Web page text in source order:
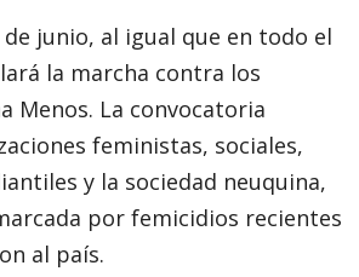
junio, al igual que en todo el
la marcha contra los
Menos. La convocatoria
feministas, sociales,
y la sociedad neuquina,
por femicidios recientes
al país.